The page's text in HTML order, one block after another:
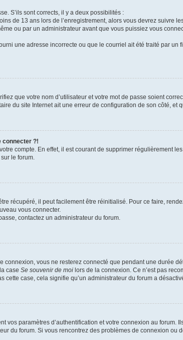
S’ils sont corrects, il y a deux possibilités :
de 13 ans lors de l’enregistrement, alors vous devrez suivre
ou par un administrateur avant que vous puissiez vous
une adresse incorrecte ou que le courriel ait été traité par
que votre nom d’utilisateur et votre mot de passe soient
du site Internet ait une erreur de configuration de son côté, et
connecter ?!
compte. En effet, il est courant de supprimer régulièrement
le forum.
récupéré, il peut facilement être réinitialisé. Pour ce faire,
vous connecter.
contactez un administrateur du forum.
connexion, vous ne resterez connecté que pendant une durée
case Se souvenir de moi lors de la connexion. Ce n’est pas
case, cela signifie qu’un administrateur du forum a
vos paramètres d’authentification et votre connexion au
du forum. Si vous rencontrez des problèmes de connexion ou